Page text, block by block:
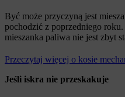
Być może przyczyną jest
pochodzić z poprzedniego
mieszanka paliwa nie jest zbyt
Przeczytaj więcej o kosie
Jeśli iskra nie przeskakuje